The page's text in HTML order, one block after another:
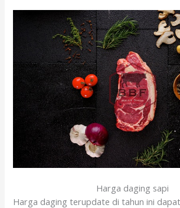
Harga daging sapi
Harga daging terupdate di tahun ini